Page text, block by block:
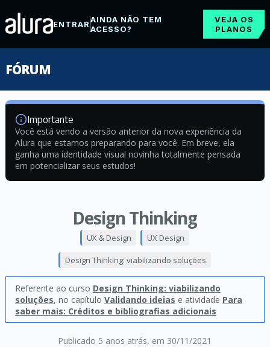
ENTRARAINDA NÃO TEM
ACESSO?
VEJA OS
PLANOS
FÓRUM
Importante
Você está vendo a versão anterior da nova experiência da
Alura que estamos preparando para você. Em breve, ela
ganha uma identidade visual novinha totalmente pensada
em potencializar seus estudos!
Design Thinking
Publicado 5 anos atrás, em 30/11/2021
UX & Design UX Design
Design Thinking: viabilizando soluções
Referente ao curso Design Thinking: viabilizando
soluções, no capítulo Validando ideias e atividade Para
saber mais: Créditos e bibliografias adicionais